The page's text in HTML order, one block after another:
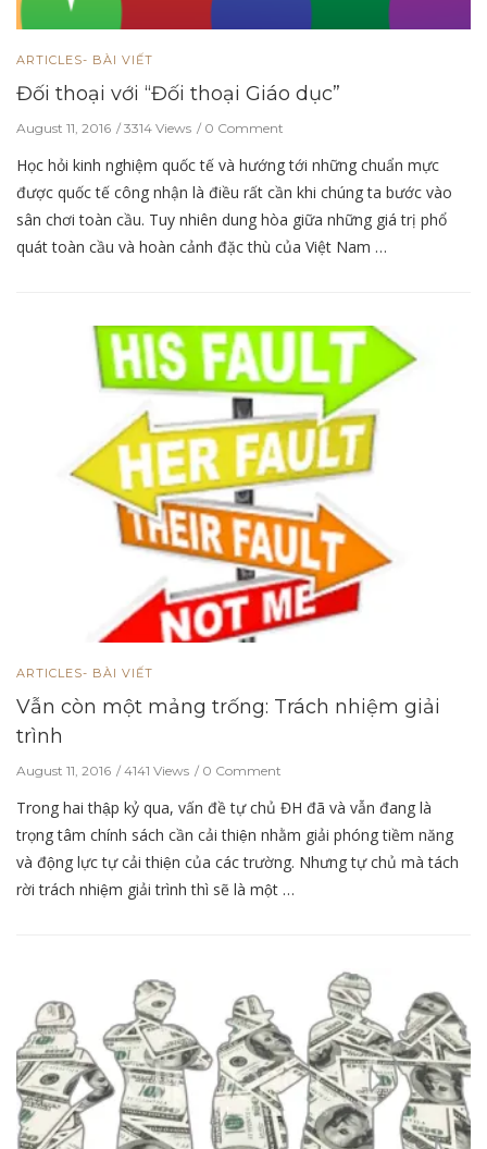
ARTICLES- BÀI VIẾT
Đối thoại với “Đối thoại Giáo dục”
August 11, 2016 3314 Views 0 Comment
Học hỏi kinh nghiệm quốc tế và hướng tới những chuẩn mực
được quốc tế công nhận là điều rất cần khi chúng ta bước vào
sân chơi toàn cầu. Tuy nhiên dung hòa giữa những giá trị phổ
quát toàn cầu và hoàn cảnh đặc thù của Việt Nam …
ARTICLES- BÀI VIẾT
Vẫn còn một mảng trống: Trách nhiệm giải
trình
August 11, 2016 4141 Views 0 Comment
Trong hai thập kỷ qua, vấn đề tự chủ ĐH đã và vẫn đang là
trọng tâm chính sách cần cải thiện nhằm giải phóng tiềm năng
và động lực tự cải thiện của các trường. Nhưng tự chủ mà tách
rời trách nhiệm giải trình thì sẽ là một …